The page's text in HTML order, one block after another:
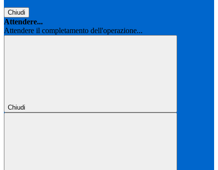
Chiudi
Attendere...
Attendere il completamento dell'operazione...
Chiudi